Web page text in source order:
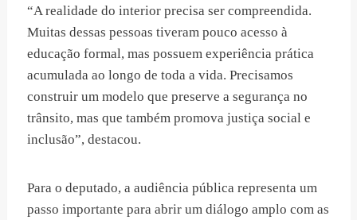
“A realidade do interior precisa ser compreendida.
Muitas dessas pessoas tiveram pouco acesso à
educação formal, mas possuem experiência prática
acumulada ao longo de toda a vida. Precisamos
construir um modelo que preserve a segurança no
trânsito, mas que também promova justiça social e
inclusão”, destacou.
Para o deputado, a audiência pública representa um
passo importante para abrir um diálogo amplo com as